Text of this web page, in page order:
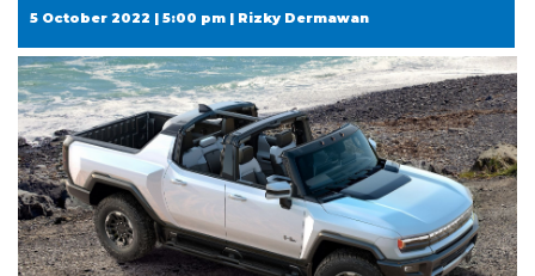
5 October 2022 | 5:00 pm | Rizky Dermawan